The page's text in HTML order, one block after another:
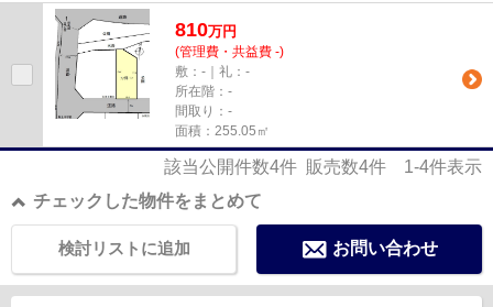
簿)でございます。あまり広い...
810万円
(管理費・共益費 -)
敷：-｜礼：-
所在階：-
間取り：-
面積：255.05㎡
該当公開件数4件 販売数4件 1-4件表示
チェックした物件をまとめて
お問い合わせ
検討リストに追加